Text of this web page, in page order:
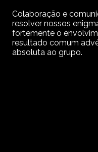
Colaboração e
resolver nossos
fortemente o
resultado comum
absoluta ao grupo.